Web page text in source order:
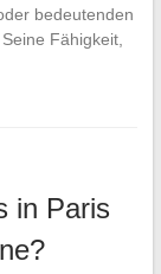
bedeutenden
Fähigkeit,
in Paris